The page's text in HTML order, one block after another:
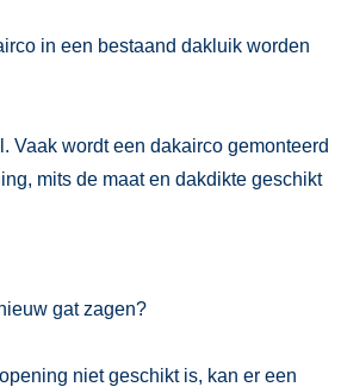
in een bestaand dakluik worden
Vaak wordt een dakairco gemonteerd
mits de maat en dakdikte geschikt
gat zagen?
niet geschikt is, kan er een